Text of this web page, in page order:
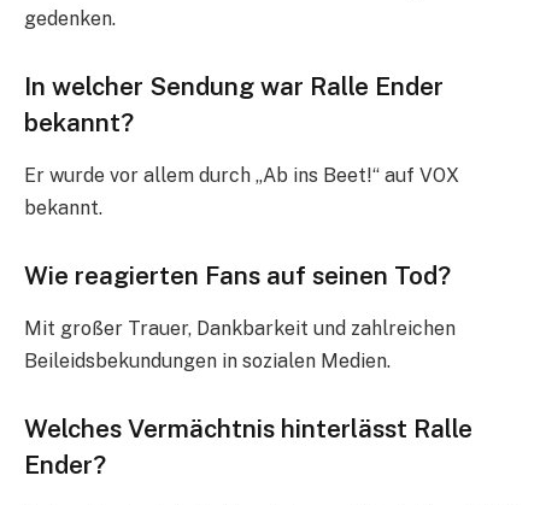
gedenken.
In welcher Sendung war Ralle Ender
bekannt?
Er wurde vor allem durch „Ab ins Beet!“ auf VOX
bekannt.
Wie reagierten Fans auf seinen Tod?
Mit großer Trauer, Dankbarkeit und zahlreichen
Beileidsbekundungen in sozialen Medien.
Welches Vermächtnis hinterlässt Ralle
Ender?